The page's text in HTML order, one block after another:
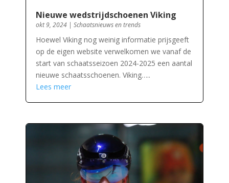
Nieuwe wedstrijdschoenen Viking
okt 9, 2024| Schaatsnieuws en trends
Hoewel Viking nog weinig informatie prijsgeeft
op de eigen website verwelkomen we vanaf de
start van schaatsseizoen 2024-2025 een aantal
nieuwe schaatsschoenen. Viking…..
Lees meer